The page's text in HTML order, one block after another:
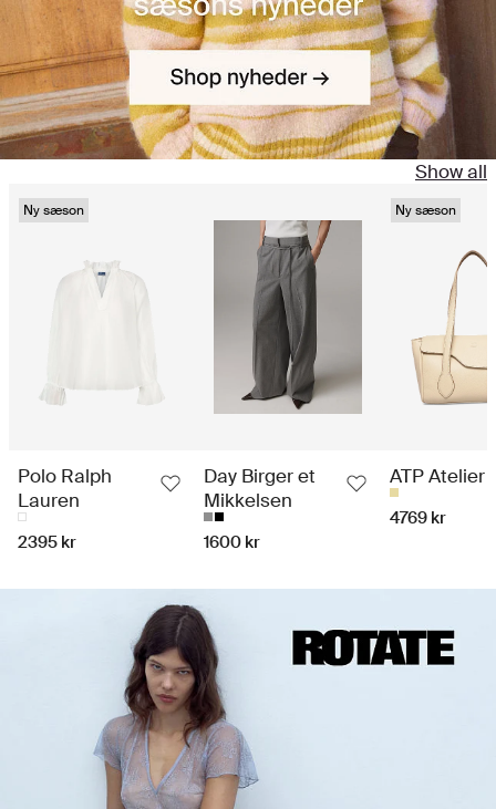
Show all
Ny sæson
Polo Ralph
Lauren
2395 kr
Day Birger et
Mikkelsen
1600 kr
Ny sæson
ATP Atelier
4769 kr